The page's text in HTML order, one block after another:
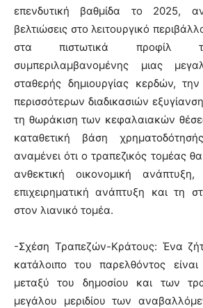
επενδυτική βαθμίδα το 2025,
βελτιώσεις στο λειτουργικό
στα πιστωτικά προφίλ
συμπεριλαμβανομένης μιας
σταθερής δημιουργίας κερδών,
περισσότερων διαδικασιών
τη θωράκιση των κεφαλαιακών
καταθετική βάση
αναμένει ότι ο τραπεζικός τομέας
ανθεκτική οικονομική
επιχειρηματική ανάπτυξη και τη
στον λιανικό τομέα.
-Σχέση Τραπεζών-Κράτους: Ένα
κατάλοιπο του παρελθόντος
μεταξύ του δημοσίου και των
μεγάλου μεριδίου των